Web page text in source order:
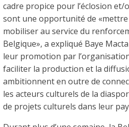
cadre propice pour l’éclosion et/
sont une opportunité de
mobiliser au service du
Belgique», a expliqué Baye
leur promotion par
faciliter la production et la
ambitionnent en outre de
les acteurs culturels de la
de projets culturels dans leur